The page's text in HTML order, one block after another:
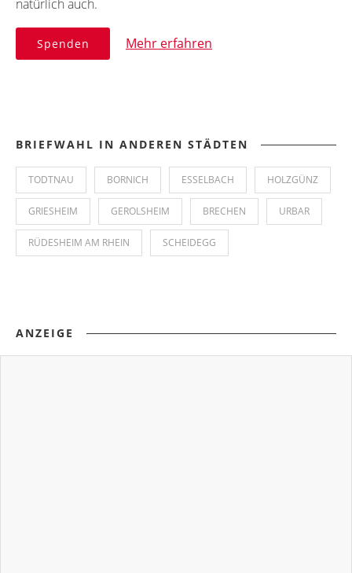
natürlich auch.
Spenden Mehr erfahren
BRIEFWAHL IN ANDEREN STÄDTEN
TODTNAU BORNICH ESSELBACH HOLZGÜNZ
GRIESHEIM GEROLSHEIM BRECHEN URBAR
RÜDESHEIM AM RHEIN SCHEIDEGG
ANZEIGE